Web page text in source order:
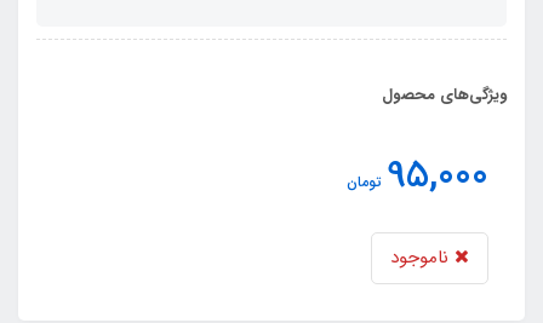
ویژگی‌های محصول
95,000 تومان
ناموجود